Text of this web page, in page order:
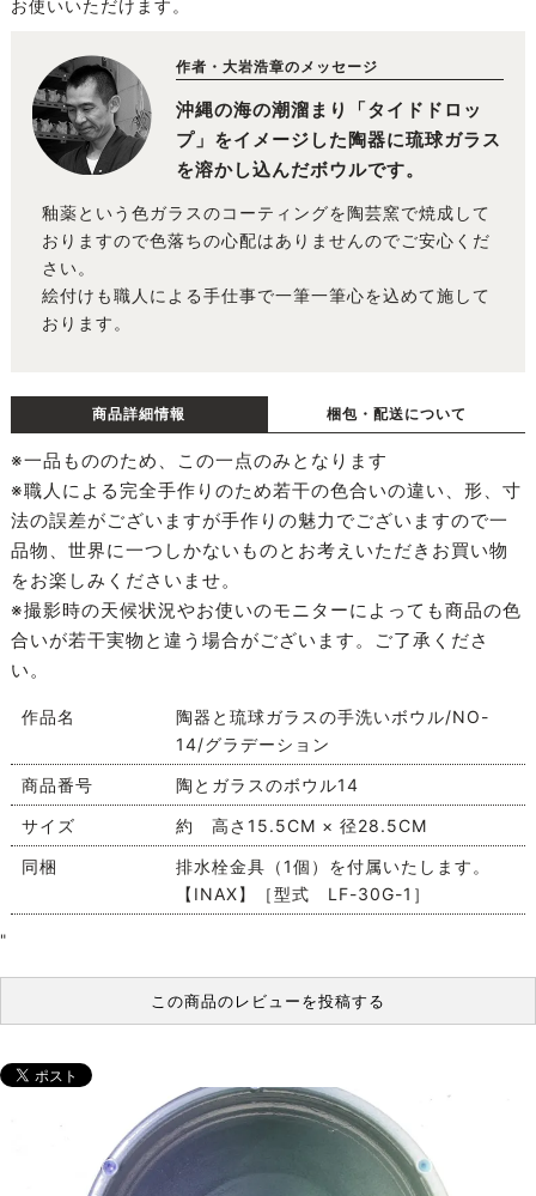
お使いいただけます。
作者・大岩浩章のメッセージ
沖縄の海の潮溜まり「タイドドロッ
プ」をイメージした陶器に琉球ガラス
を溶かし込んだボウルです。
釉薬という色ガラスのコーティングを陶芸窯で焼成して
おりますので色落ちの心配はありませんのでご安心くだ
さい。
絵付けも職人による手仕事で一筆一筆心を込めて施して
おります。
商品詳細情報 梱包・配送について
※一品もののため、この一点のみとなります
※職人による完全手作りのため若干の色合いの違い、形、寸
法の誤差がございますが手作りの魅力でございますので一
品物、世界に一つしかないものとお考えいただきお買い物
をお楽しみくださいませ。
※撮影時の天候状況やお使いのモニターによっても商品の色
合いが若干実物と違う場合がございます。ご了承くださ
い。
作品名
陶器と琉球ガラスの手洗いボウル/NO-
14/グラデーション
商品番号
陶とガラスのボウル14
サイズ
約 高さ15.5CM × 径28.5CM
同梱
排水栓金具（1個）を付属いたします。
【INAX】［型式 LF-30G-1］
"
この商品のレビューを投稿する